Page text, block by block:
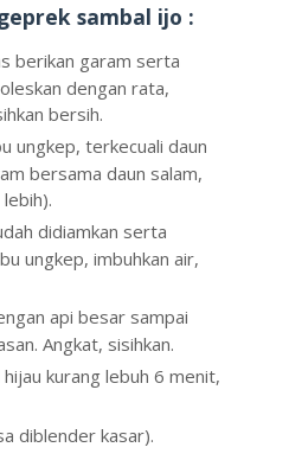
sambal ijo :
berikan garam serta
dengan rata,
bersih.
ungkep, terkecuali daun
bersama daun salam,
didiamkan serta
ungkep, imbuhkan air,
api besar sampai
Angkat, sisihkan.
kurang lebuh 6 menit,
diblender kasar).